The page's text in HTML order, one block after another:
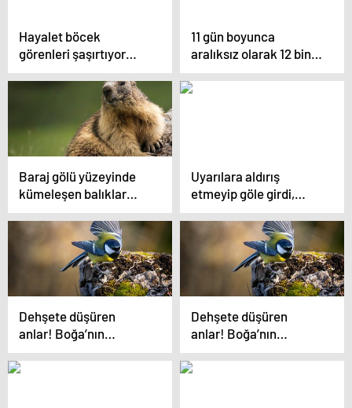
Hayalet böcek
görenleri şaşırtıyor…
11 gün boyunca
aralıksız olarak 12 bin
kilometre uçtu
Baraj gölü yüzeyinde
kümeleşen balıklar
şaşırttı
Uyarılara aldırış
etmeyip göle girdi,
timsaha yem oldu
Dehşete düşüren
anlar! Boğa’nın
gazabına uğradı…
Dehşete düşüren
anlar! Boğa’nın
gazabına uğradı…